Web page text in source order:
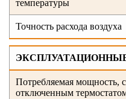
температуры
Точность расхода воздуха
Потребляемая мощность, с
отключенным